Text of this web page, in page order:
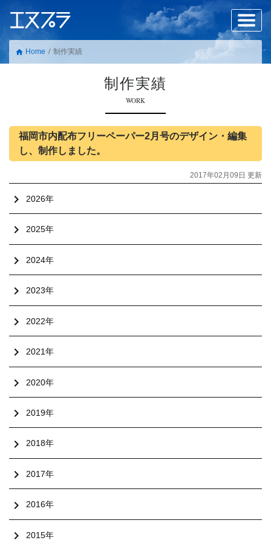
home Home 制作実績
制作実績
WORK
福岡市内配布フリーペーパー2月号のデザイン・編集
し、制作しました。
2017年02月09日 更新
chevron_right 2026年
chevron_right 2025年
chevron_right 2024年
chevron_right 2023年
chevron_right 2022年
chevron_right 2021年
chevron_right 2020年
chevron_right 2019年
chevron_right 2018年
chevron_right 2017年
chevron_right 2016年
chevron_right 2015年